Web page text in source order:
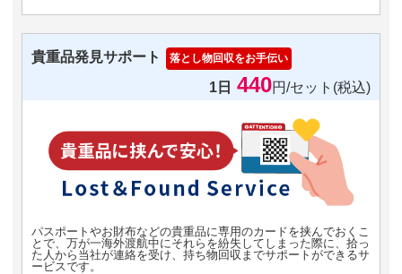
貴重品発見サポート 落とし物回収をお手伝い
1日 440円/セット(税込)
パスポートやお財布などの貴重品に専用のカードを挟んでおくこ
とで、万が一海外渡航中にそれらを紛失してしまった際に、拾っ
た人から当社が連絡を受け、持ち物回収までサポートができるサ
ービスです。